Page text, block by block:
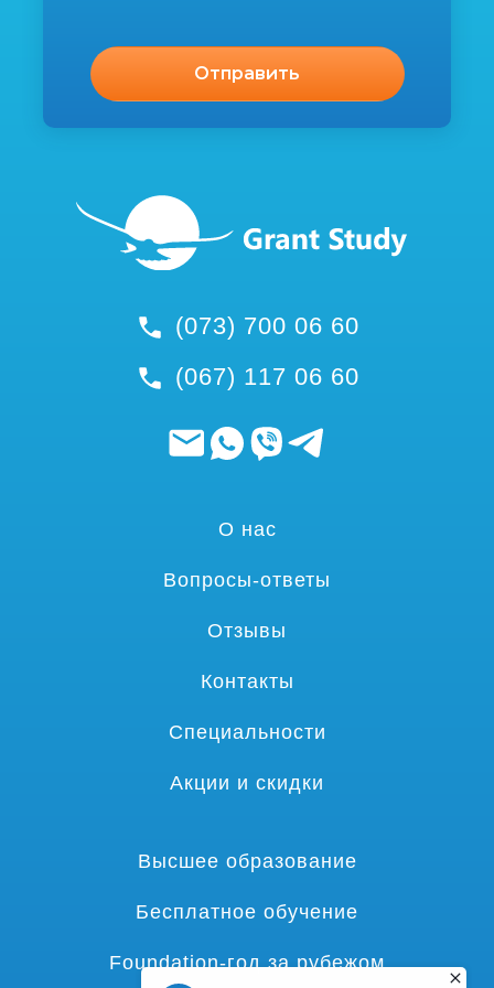
(073) 700 06 60
(067) 117 06 60
О нас
Вопросы-ответы
Отзывы
Контакты
Специальности
Акции и скидки
Высшее образование
Бесплатное обучение
Foundation-год за рубежом